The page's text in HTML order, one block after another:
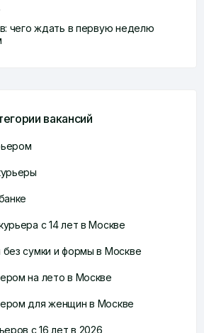
чего ждать в первую неделю
вакансий
с 14 лет в Москве
сумки и формы в Москве
на лето в Москве
для женщин в Москве
с 16 лет в 2026